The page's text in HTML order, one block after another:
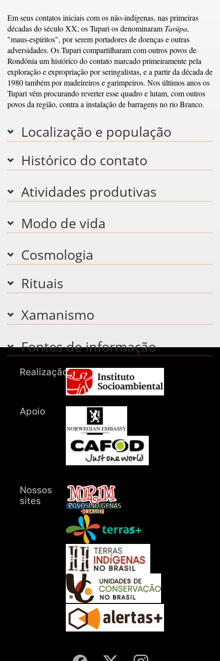
Em seus contatos iniciais com os não-indígenas, nas primeiras
décadas do século XX, os Tupari os denominaramTarüpa,
"maus-espíritos", por serem portadores de doenças e outras
adversidades. Os Tupari compartilharam com outros povos de
Rondônia um histórico do contato marcado primeiramente pela
exploração e expropriação por seringalistas, e a partir da década de
1980 também por madeireiros e garimpeiros. Nos últimos anos os
Tupari vêm procurando reverter esse quadro e lutam, com outros
povos da região, contra a instalação de barragens no rio Branco.
Localização e população
Histórico do contato
Atividades produtivas
Modo de vida
Cosmologia
Rituais
Xamanismo
Fontes de informação